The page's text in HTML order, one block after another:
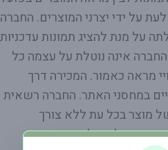
על ידי יצרני המוצרים. החברה
על מנת להציג תמונות עדכניות
אינה נוטלת על עצמה כל
מראה כאמור. המכירה דרך
במחסני האתר. החברה רשאית
מוצר בכל עת ללא צורך
הבלעדי לרבות במקרה